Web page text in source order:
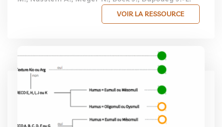
VOIR LA RESSOURCE